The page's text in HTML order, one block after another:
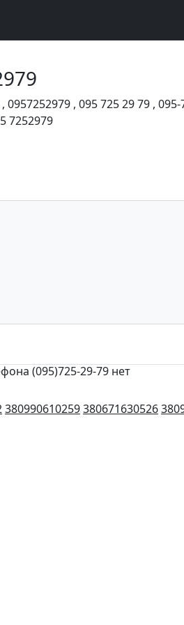
, 0957252979 , 095 725 29 79 , 095-
7252979
(095)725-29-79 нет
380990610259380671630526